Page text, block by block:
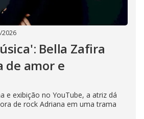
2026
Bella Zafira
de amor e
e exibição no YouTube, a atriz dá
de rock Adriana em uma trama